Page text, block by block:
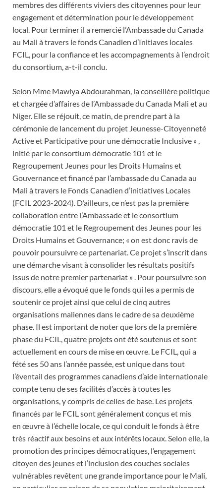
membres des différents viviers des citoyennes pour leur
engagement et détermination pour le développement
local. Pour terminer il a remercié l’Ambassade du Canada
au Mali à travers le fonds Canadien d’Initiaves locales
FCIL, pour la confiance et les accompagnements à l’endroit
du consortium, a-t-il conclu.
Selon Mme Mawiya Abdourahman, la conseillère politique
et chargée d’affaires de l’Ambassade du Canada Mali et au
Niger. Elle se réjouit, ce matin, de prendre part à la
cérémonie de lancement du projet Jeunesse-Citoyenneté
Active et Participative pour une démocratie Inclusive » ,
initié par le consortium démocratie 101 et le
Regroupement Jeunes pour les Droits Humains et
Gouvernance et financé par l’ambassade du Canada au
Mali à travers le Fonds Canadien d’initiatives Locales
(FCIL 2023-2024). D’ailleurs, ce n’est pas la première
collaboration entre l’Ambassade et le consortium
démocratie 101 et le Regroupement des Jeunes pour les
Droits Humains et Gouvernance; « on est donc ravis de
pouvoir poursuivre ce partenariat. Ce projet s’inscrit dans
une démarche visant à consolider les résultats positifs
issus de notre premier partenariat » . Pour poursuivre son
discours, elle a évoqué que le fonds qui les a permis de
soutenir ce projet ainsi que celui de cinq autres
organisations maliennes dans le cadre de sa deuxième
phase. Il est important de noter que lors de la première
phase du FCIL, quatre projets ont été soutenus et sont
actuellement en cours de mise en œuvre. Le FCIL, qui a
fété ses 50 ans l’année passée, est unique dans tout
l’éventail des programmes canadiens d’aide internationale
compte tenu de ses facilités d’accès à toutes les
organisations, y compris de celles de base. Les projets
financés par le FCIL sont généralement conçus et mis
en œuvre à l’échelle locale, ce qui conduit le fonds à être
très réactif aux besoins et aux intérêts locaux. Selon elle, la
promotion des principes démocratiques, l’engagement
citoyen des jeunes et l’inclusion des couches sociales
vulnérables revêtent une grande importance pour le Mali,